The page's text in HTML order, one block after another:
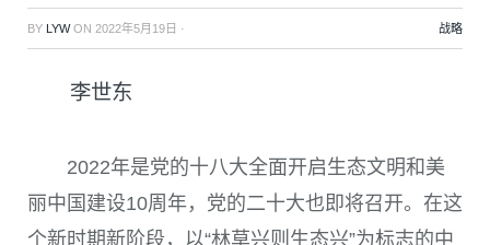
BY LYWON 2022年5月19日 · 战略
李世东
2022年是党的十八大全面开启生态文明和美
丽中国建设10周年，党的二十大也即将召开。在这
个新时期新阶段，以“林草兴则生态兴”为标志的中